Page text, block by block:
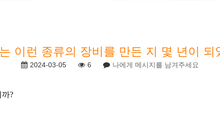
이런 종류의 장비를 만든 지 몇 년이 되
2024-03-05 6 나에게 메시지를 남겨주세요
?